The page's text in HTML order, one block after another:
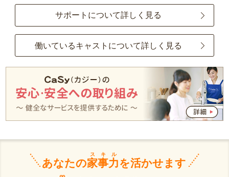
サポートについて詳しく見る
働いているキャストについて詳しく見る
あなたの家事力
スキル
を活かせます